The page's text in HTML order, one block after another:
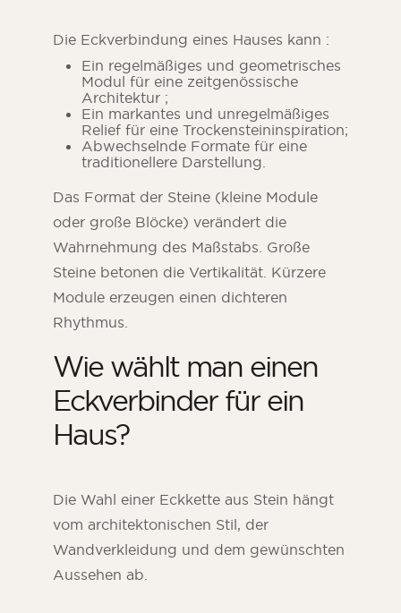
Die Eckverbindung eines Hauses kann :
Ein regelmäßiges und geometrisches
Modul für eine zeitgenössische
Architektur ;
Ein markantes und unregelmäßiges
Relief für eine Trockensteininspiration;
Abwechselnde Formate für eine
traditionellere Darstellung.
Das Format der Steine (kleine Module
oder große Blöcke) verändert die
Wahrnehmung des Maßstabs. Große
Steine betonen die Vertikalität. Kürzere
Module erzeugen einen dichteren
Rhythmus.
Wie wählt man einen
Eckverbinder für ein
Haus?
Die Wahl einer Eckkette aus Stein hängt
vom architektonischen Stil, der
Wandverkleidung und dem gewünschten
Aussehen ab.